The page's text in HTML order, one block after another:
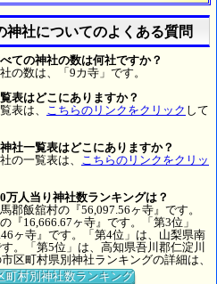
神社についてのよくある質問
ての神社の数は何社ですか？
の数は、「9カ寺」です。
表はどこにありますか？
表は、
こちらのリンクをクリック して
社一覧表はどこにありますか？
の一覧表は、
こちらのリンクをクリッ
万人当り神社数ランキングは？
郡飯舘村の『56,097.56ヶ寺』です。
『16,666.67ヶ寺』です。「第3位」
ヶ寺』です。「第4位」は、山梨県南
。「第5位」は、高知県吾川郡仁淀川
区町村県別神社ランキングの詳細は、
町村別神社数ランキング